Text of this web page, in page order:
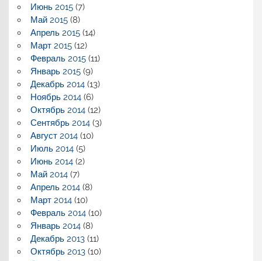
Июнь 2015(7)
Май 2015(8)
Апрель 2015(14)
Март 2015(12)
Февраль 2015(11)
Январь 2015(9)
Декабрь 2014(13)
Ноябрь 2014(6)
Октябрь 2014(12)
Сентябрь 2014(3)
Август 2014(10)
Июль 2014(5)
Июнь 2014(2)
Май 2014(7)
Апрель 2014(8)
Март 2014(10)
Февраль 2014(10)
Январь 2014(8)
Декабрь 2013(11)
Октябрь 2013(10)